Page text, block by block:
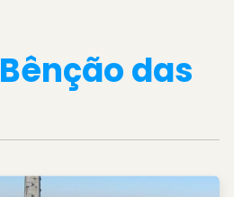
Bênção das